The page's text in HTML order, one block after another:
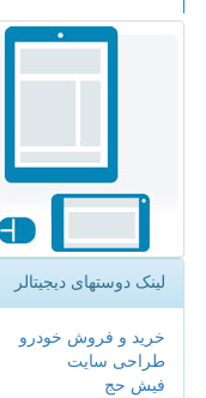
لینک دوستهای دیجیتالر
خرید و فروش خودرو
طراحی سایت
فیش حج